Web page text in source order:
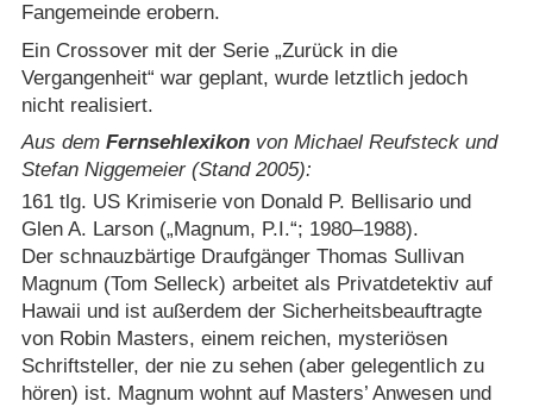
Fangemeinde erobern.
Ein Crossover mit der Serie „Zurück in die
Vergangenheit“ war geplant, wurde letztlich jedoch
nicht realisiert.
Aus dem Fernsehlexikonvon Michael Reufsteck und
Stefan Niggemeier (Stand 2005):
161 tlg. US Krimiserie von Donald P. Bellisario und
Glen A. Larson („Magnum, P.I.“; 1980⁠–⁠1988).
Der schnauzbärtige Draufgänger Thomas Sullivan
Magnum (Tom Selleck) arbeitet als Privatdetektiv auf
Hawaii und ist außerdem der Sicherheitsbeauftragte
von Robin Masters, einem reichen, mysteriösen
Schriftsteller, der nie zu sehen (aber gelegentlich zu
hören) ist. Magnum wohnt auf Masters’ Anwesen und